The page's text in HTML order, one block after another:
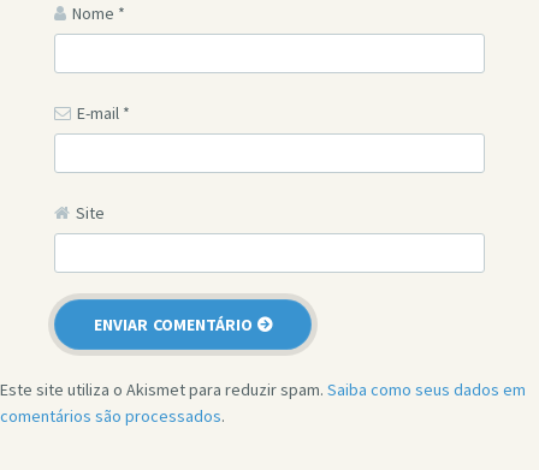
Nome *
E-mail *
Site
Este site utiliza o Akismet para reduzir spam. Saiba como seus dados em
comentários são processados.